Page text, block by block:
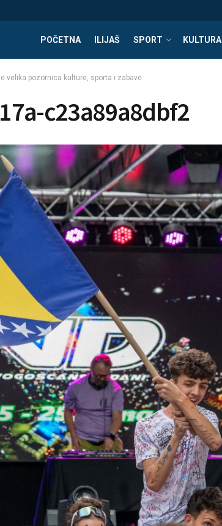
POČETNA ILIJAŠ SPORT KULTURA
velika pozornica kulture, sporta i zabave
c23a89a8dbf2